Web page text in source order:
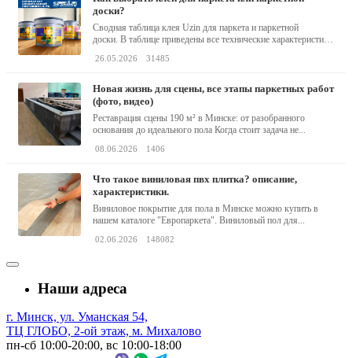
доски?
Сводная таблица клея Uzin для паркета и паркетной
доски. В таблице приведены все технические характеристики
26.05.2026 31485
новая жизнь для сцены, все этапы паркетных работ
(фото, видео)
Реставрация сцены 190 м² в Минске: от разобранного
основания до идеального пола Когда стоит задача не...
08.06.2026 1406
что такое виниловая пвх плитка? описание,
характеристики.
Виниловое покрытие для пола в Минске можно купить в
нашем каталоге "Европаркета". Виниловый пол для...
02.06.2026 148082
Наши адреса
г. Минск, ул. Уманская 54,
ТЦ ГЛОБО, 2-ой этаж, м. Михалово
пн-сб 10:00-20:00, вс 10:00-18:00